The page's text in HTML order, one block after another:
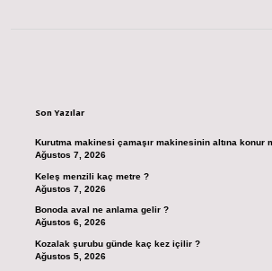
Son Yazılar
Kurutma makinesi çamaşır makinesinin altına konur
Ağustos 7, 2026
Keleş menzili kaç metre ?
Ağustos 7, 2026
Bonoda aval ne anlama gelir ?
Ağustos 6, 2026
Kozalak şurubu günde kaç kez içilir ?
Ağustos 5, 2026